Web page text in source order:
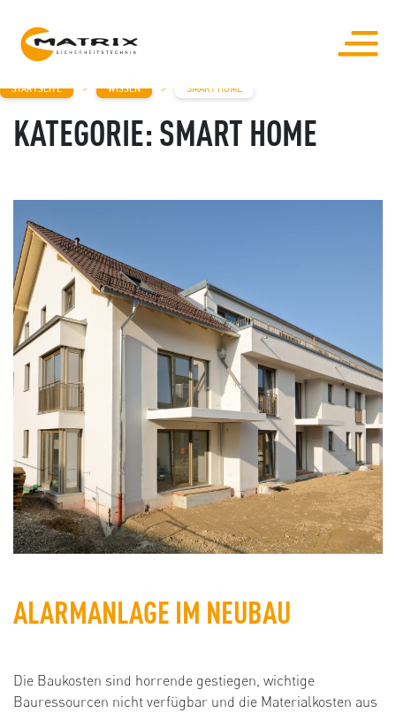
STARTSEITE > WISSEN > SMART HOME
KATEGORIE: SMART HOME
ALARMANLAGE IM NEUBAU
Die Baukosten sind horrende gestiegen, wichtige
Bauressourcen nicht verfügbar und die Materialkosten aus